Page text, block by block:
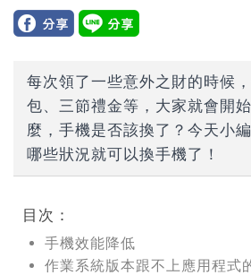
每次領了一些意外之財的時候
包、三節禮金等，大家就會開
麼，手機是否該換了？今天小
哪些狀況就可以換手機了！
目次：
手機效能降低
作業系統版本跟不上應用程式